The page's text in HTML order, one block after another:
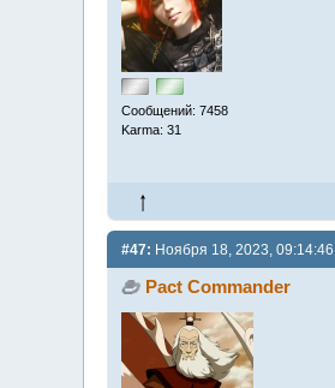
Сообщений: 7458
Karma: 31
#47: Ноября 18, 2023, 09:14:46
Pact Commander